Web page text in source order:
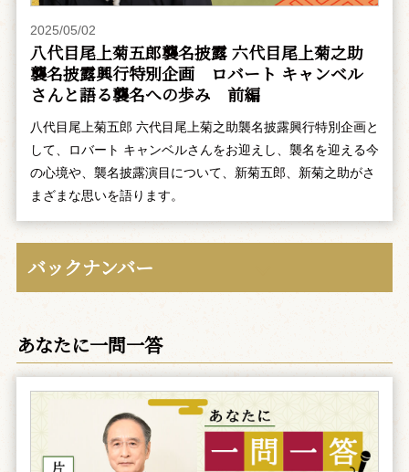
2025/05/02
八代目尾上菊五郎襲名披露 六代目尾上菊之助
襲名披露興行特別企画 ――ロバート キャンベル
さんと語る襲名への歩み 前編
八代目尾上菊五郎 六代目尾上菊之助襲名披露興行特別企画と
して、ロバート キャンベルさんをお迎えし、襲名を迎える今
の心境や、襲名披露演目について、新菊五郎、新菊之助がさ
まざまな思いを語ります。
バックナンバー
あなたに一問一答